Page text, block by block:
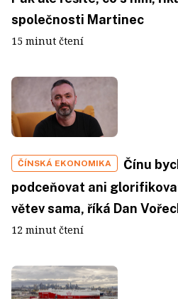
společnosti Martinec
15 minut čtení
ČÍNSKÁ EKONOMIKA
Čínu
podceňovat ani
větev sama, říká Dan
12 minut čtení